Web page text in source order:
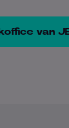
van